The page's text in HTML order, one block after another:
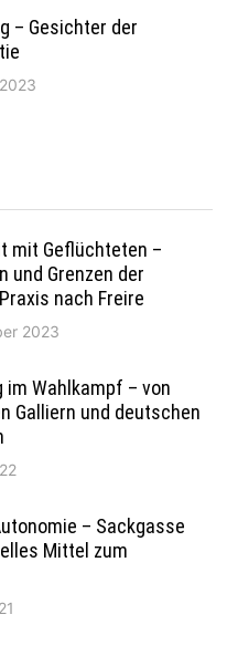
– Gesichter der
mit Geflüchteten –
und Grenzen der
nach Freire
2023
im Wahlkampf – von
Galliern und deutschen
– Sackgasse
Mittel zum